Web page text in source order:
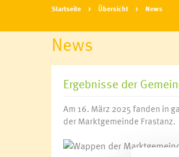
Startseite Übersicht News
News
Ergebnisse der
Am 16. März 2025 fanden in
der Marktgemeinde Frastanz.